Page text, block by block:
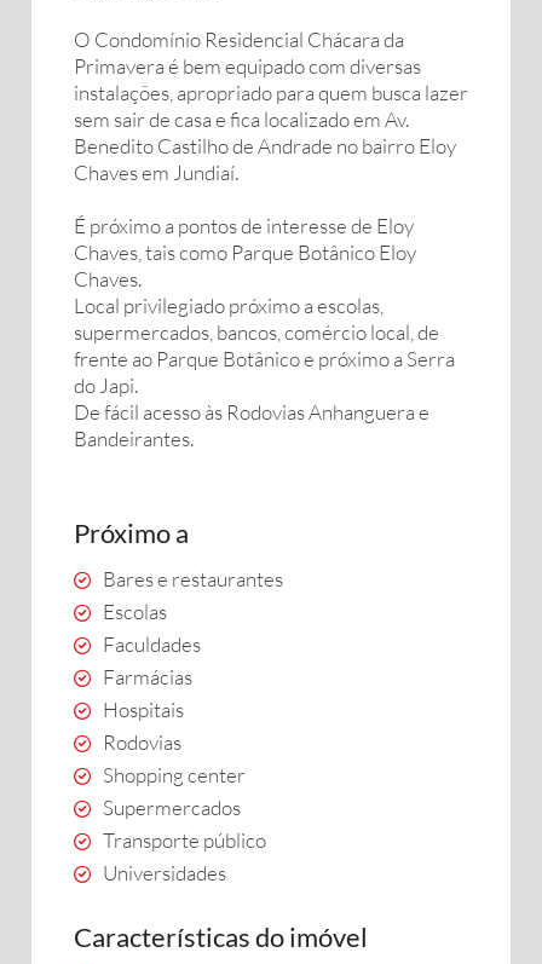
O Condomínio Residencial Chácara da
Primavera é bem equipado com diversas
instalações, apropriado para quem busca lazer
sem sair de casa e fica localizado em Av.
Benedito Castilho de Andrade no bairro Eloy
Chaves em Jundiaí.
É próximo a pontos de interesse de Eloy
Chaves, tais como Parque Botânico Eloy
Chaves.
Local privilegiado próximo a escolas,
supermercados, bancos, comércio local, de
frente ao Parque Botânico e próximo a Serra
do Japi.
De fácil acesso às Rodovias Anhanguera e
Bandeirantes.
Próximo a
Bares e restaurantes
Escolas
Faculdades
Farmácias
Hospitais
Rodovias
Shopping center
Supermercados
Transporte público
Universidades
Características do imóvel